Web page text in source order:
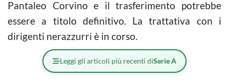
Pantaleo Corvino e il trasferimento potrebbe
essere a titolo definitivo. La trattativa con i
dirigenti nerazzurri è in corso.
Leggi gli articoli più recenti diSerie A